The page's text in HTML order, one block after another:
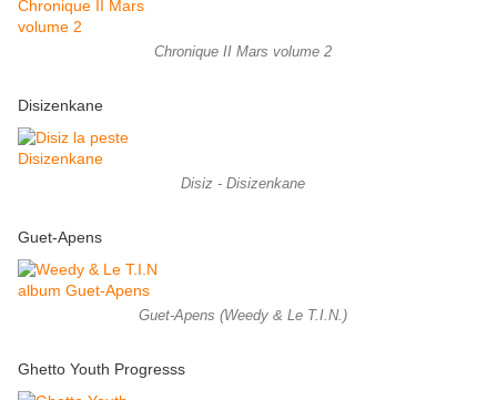
Chronique II Mars volume 2
Disizenkane
Disiz - Disizenkane
Guet-Apens
Guet-Apens (Weedy & Le T.I.N.)
Ghetto Youth Progresss